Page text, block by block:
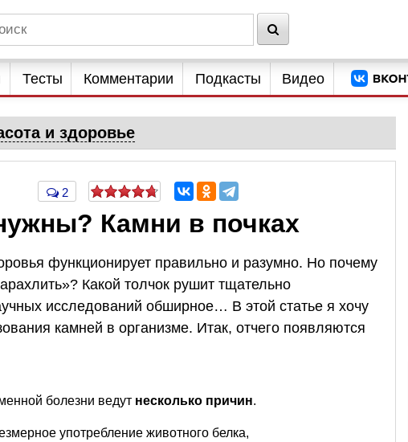
Тесты Комментарии Подкасты Видео
и здоровье
2
Камни в почках
функционирует правильно и разумно. Но почему
Какой толчок рушит тщательно
исследований обширное… В этой статье я хочу
камней в организме. Итак, отчего появляются
болезни ведут несколько причин.
употребление животного белка,